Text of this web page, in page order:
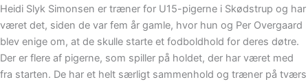
Heidi Slyk Simonsen er træner for U15-pigerne i Skødstrup og har
været det, siden de var fem år gamle, hvor hun og Per Overgaard
blev enige om, at de skulle starte et fodboldhold for deres døtre.
Der er flere af pigerne, som spiller på holdet, der har været med
fra starten. De har et helt særligt sammenhold og træner på tværs